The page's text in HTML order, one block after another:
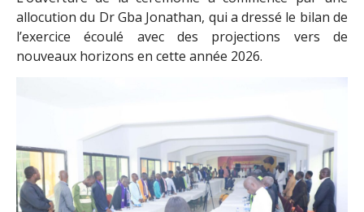
allocution du Dr Gba Jonathan, qui a dressé le bilan de
l’exercice écoulé avec des projections vers de
nouveaux horizons en cette année 2026.